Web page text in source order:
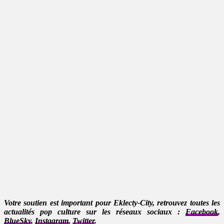
Votre soutien est important pour Eklecty-City, retrouvez toutes les
actualités pop culture sur les réseaux sociaux : Facebook,
BlueSky, Instagram, Twitter.